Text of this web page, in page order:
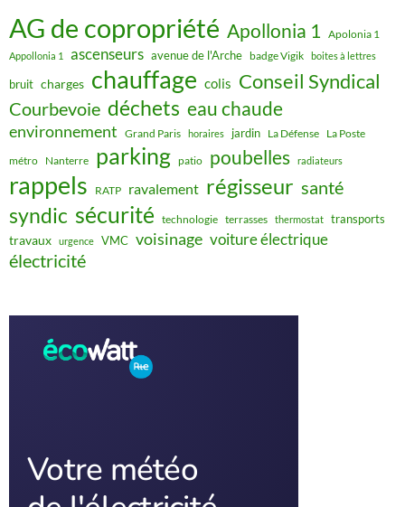
AG de copropriété Apollonia 1 Apolonia 1
Appollonia 1 ascenseurs avenue de l'Arche badge Vigik boites à lettres
bruit charges chauffage colis Conseil Syndical
Courbevoie déchets eau chaude
environnement Grand Paris horaires jardin La Défense La Poste
métro Nanterre parking patio poubelles radiateurs
rappels RATP ravalement régisseur santé
syndic sécurité technologie terrasses thermostat transports
travaux urgence VMC voisinage voiture électrique
électricité